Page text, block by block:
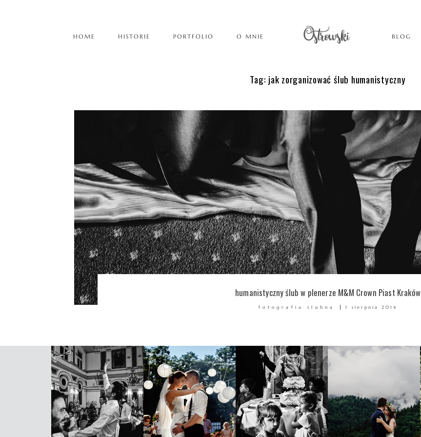
HOME HISTORIE PORTFOLIO O MNIE BLOG
Tag: jak zorganizować ślub humanistyczny
humanistyczny ślub w plenerze M&M Crown Piast Kraków
fotografia ślubna 1 sierpnia 2014